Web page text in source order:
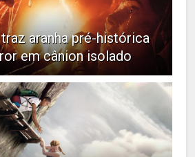
aranha pré-histórica
em cânion isolado